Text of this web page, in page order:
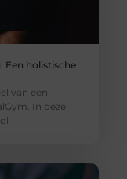
Een holistische
van een
In deze